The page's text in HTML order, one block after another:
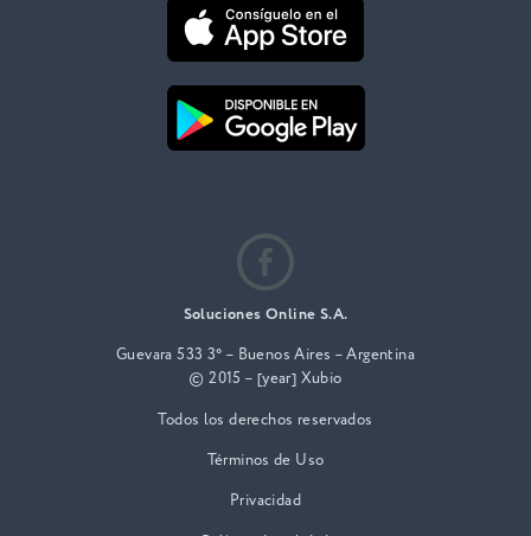
Soluciones Online S.A.
Guevara 533 3° – Buenos Aires – Argentina
© 2015 – [year] Xubio
Todos los derechos reservados
Términos de Uso
Privacidad